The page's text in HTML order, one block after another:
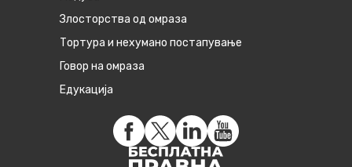
Злосторства од омраза
Тортура и нехумано постапување
Говор на омраза
Едукација